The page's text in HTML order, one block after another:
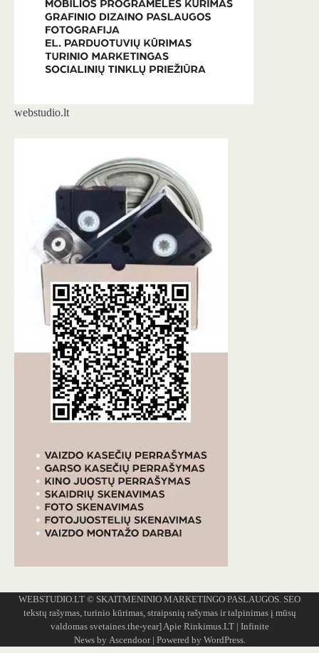
webstudio.lt
WEBSTUDIO.LT © SKAITMENINIO MARKETINGO PASLAUGOS. SEO
tekstų rašymas, turinio kūrimas, straipsnių rašymas ir talpinimas į mūsų
valdomas svetaines.the-year]Apie Rinkimus.LT| Infinite
News by Ascendoor| Powered by WordPress.